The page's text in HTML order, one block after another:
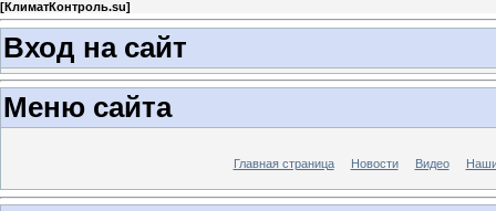
[КлиматКонтроль.su]
Вход на сайт
Меню сайта
Главная страница Новости Видео